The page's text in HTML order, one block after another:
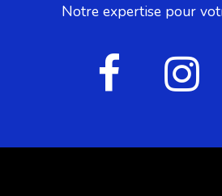
Notre expertise pour